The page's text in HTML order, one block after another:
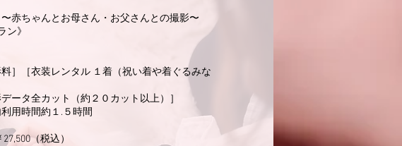
〜赤ちゃんとお母さん・お父さんとの撮影〜
ン》
料］［衣装レンタル １着（祝い着や着ぐるみな
データ全カット（約２０カット以上）］
用時間約１.５時間
（税込）